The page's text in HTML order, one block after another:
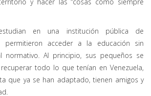
en una institución pública de
permitieron acceder a la educación sin
normativo. Al principio, sus pequeños se
todo lo que tenían en Venezuela,
que ya se han adaptado, tienen amigos y